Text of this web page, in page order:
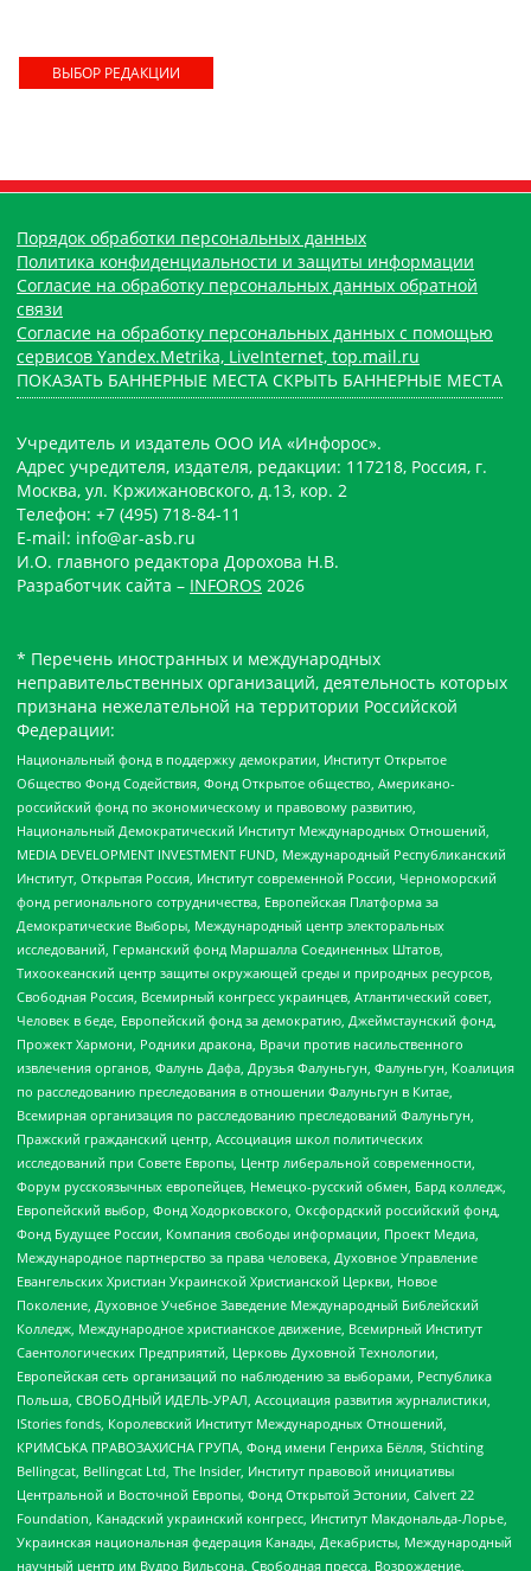
ВЫБОР РЕДАКЦИИ
Порядок обработки персональных данных
Политика конфиденциальности и защиты информации
Согласие на обработку персональных данных обратной
связи
Согласие на обработку персональных данных с помощью
сервисов Yandex.Metrika, LiveInternet, top.mail.ru
ПОКАЗАТЬ БАННЕРНЫЕ МЕСТА СКРЫТЬ БАННЕРНЫЕ МЕСТА
Учредитель и издатель ООО ИА «Инфорос».
Адрес учредителя, издателя, редакции: 117218, Россия, г.
Москва, ул. Кржижановского, д.13, кор. 2
Телефон: +7 (495) 718-84-11
E-mail: info@ar-asb.ru
И.О. главного редактора Дорохова Н.В.
Разработчик сайта – INFOROS 2026
* Перечень иностранных и международных
неправительственных организаций, деятельность которых
признана нежелательной на территории Российской
Федерации:
Национальный фонд в поддержку демократии, Институт Открытое
Общество Фонд Содействия, Фонд Открытое общество, Американо-
российский фонд по экономическому и правовому развитию,
Национальный Демократический Институт Международных Отношений,
MEDIA DEVELOPMENT INVESTMENT FUND, Международный Республиканский
Институт, Открытая Россия, Институт современной России, Черноморский
фонд регионального сотрудничества, Европейская Платформа за
Демократические Выборы, Международный центр электоральных
исследований, Германский фонд Маршалла Соединенных Штатов,
Тихоокеанский центр защиты окружающей среды и природных ресурсов,
Свободная Россия, Всемирный конгресс украинцев, Атлантический совет,
Человек в беде, Европейский фонд за демократию, Джеймстаунский фонд,
Прожект Хармони, Родники дракона, Врачи против насильственного
извлечения органов, Фалунь Дафа, Друзья Фалуньгун, Фалуньгун, Коалиция
по расследованию преследования в отношении Фалуньгун в Китае,
Всемирная организация по расследованию преследований Фалуньгун,
Пражский гражданский центр, Ассоциация школ политических
исследований при Совете Европы, Центр либеральной современности,
Форум русскоязычных европейцев, Немецко-русский обмен, Бард колледж,
Европейский выбор, Фонд Ходорковского, Оксфордский российский фонд,
Фонд Будущее России, Компания свободы информации, Проект Медиа,
Международное партнерство за права человека, Духовное Управление
Евангельских Христиан Украинской Христианской Церкви, Новое
Поколение, Духовное Учебное Заведение Международный Библейский
Колледж, Международное христианское движение, Всемирный Институт
Саентологических Предприятий, Церковь Духовной Технологии,
Европейская сеть организаций по наблюдению за выборами, Республика
Польша, СВОБОДНЫЙ ИДЕЛЬ-УРАЛ, Ассоциация развития журналистики,
IStories fonds, Королевский Институт Международных Отношений,
КРИМСЬКА ПРАВОЗАХИСНА ГРУПА, Фонд имени Генриха Бёлля, Stichting
Bellingcat, Bellingcat Ltd, The Insider, Институт правовой инициативы
Центральной и Восточной Европы, Фонд Открытой Эстонии, Calvert 22
Foundation, Канадский украинский конгресс, Институт Макдональда-Лорье,
Украинская национальная федерация Канады, Декабристы, Международный
научный центр им Вудро Вильсона, Свободная пресса, Возрождение,